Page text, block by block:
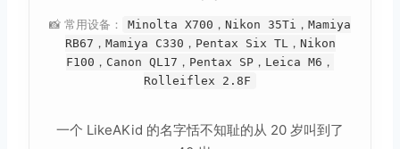
📸 常用设备：
Minolta X700，Nikon 35Ti，Mamiya
RB67，Mamiya C330，Pentax Six TL，Nikon
F100，Canon QL17，Pentax SP，Leica M6，
Rolleiflex 2.8F
一个 LikeAKid 的名字恬不知耻的从 20 岁叫到了